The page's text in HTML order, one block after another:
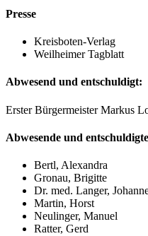
Presse
Kreisboten-Verlag
Weilheimer Tagblatt
Abwesend und entschuldigt:
Erster Bürgermeister Markus
Abwesende und
Bertl, Alexandra
Gronau, Brigitte
Dr. med. Langer,
Martin, Horst
Neulinger, Manuel
Ratter, Gerd